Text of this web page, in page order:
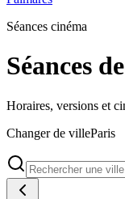
Séances cinéma
Séances
Horaires, versions et
Changer de villeParis